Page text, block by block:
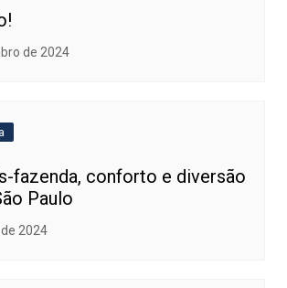
de 2024
fazenda, conforto e diversão
Paulo
2024